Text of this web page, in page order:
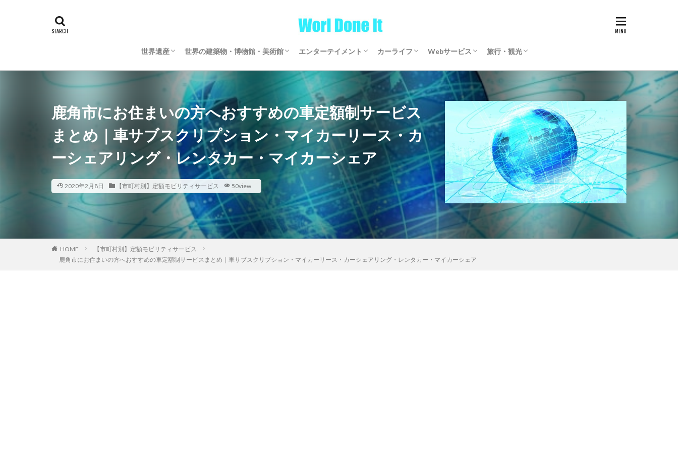
世界遺産
日本の世界遺産
海外の世界遺産
世界の建築物・博物館・美術館
日本の建築物・博物館・美術館
海外の建築物・博物館・美術館
エンターテイメント
ゲーム
文芸・マンガ
映画・アニメ・ドラマ
音楽
カーライフ
サブスクリプション
マイカーリース
カーシェアリング
レンタカー
【全国区】定額モビリティサービス
Webサービス
WordPress
アフィリエイト
仮想通貨
旅行・観光
国内旅行
海外旅行
鹿角市にお住まいの方へおすすめの車定額制サービス
まとめ｜車サブスクリプション・マイカーリース・カ
ーシェアリング・レンタカー・マイカーシェア
2020年2月8日 【市町村別】定額モビリティサービス 50view
HOME
【市町村別】定額モビリティサービス
鹿角市にお住まいの方へおすすめの車定額制サービスまとめ｜車サブスクリプション・マイカーリース・カーシェアリング・レンタカー・マイカーシェア